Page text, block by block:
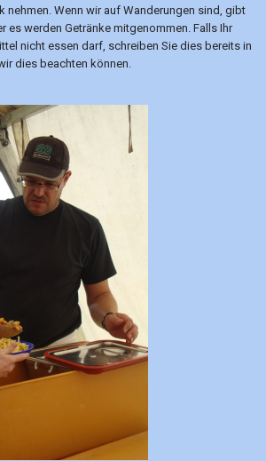
nehmen. Wenn wir auf Wanderungen sind, gibt
es werden Getränke mitgenommen. Falls Ihr
nicht essen darf, schreiben Sie dies bereits in
dies beachten können.